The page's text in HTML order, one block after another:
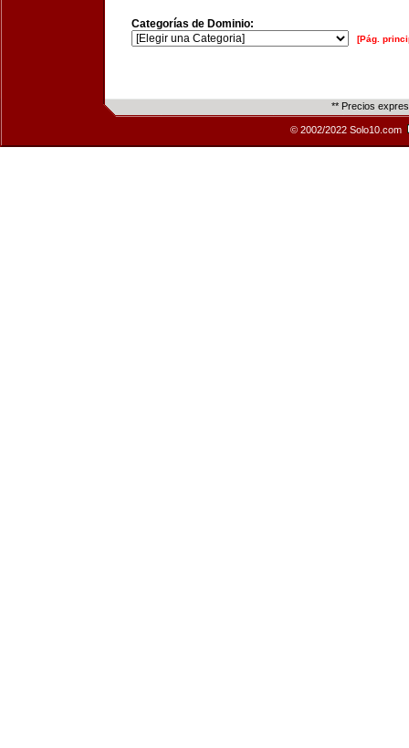
Categorías de Dominio:
[Pág.
** Precios
© 2002/2022 Solo10.com